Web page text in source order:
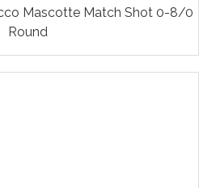
Mascotte Match Shot 0-8/0
Round